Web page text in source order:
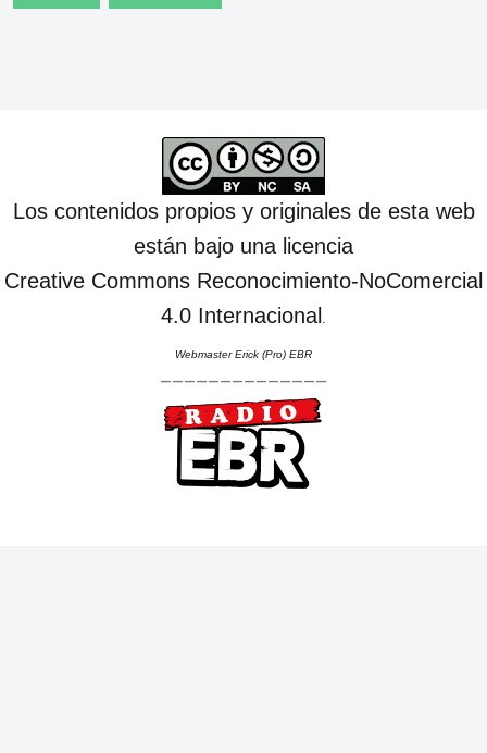
Los contenidos propios y originales de esta web
están bajo una licencia
Creative Commons Reconocimiento-NoComercial
4.0 Internacional
Webmaster Erick (Pro) EBR
--------------